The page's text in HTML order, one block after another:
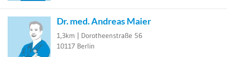
Dr. med. Andreas Maier
1,3km | Dorotheenstraße 56
10117 Berlin